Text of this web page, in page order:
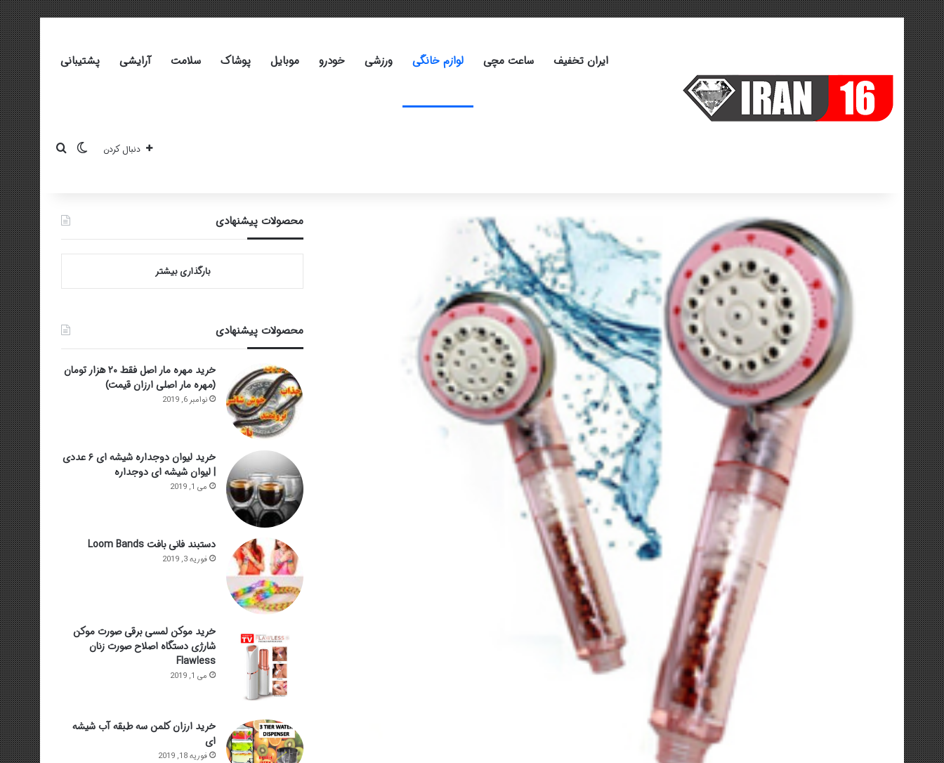
ایران تخفیف ساعت مچی لوازم خانگی ورزشی خودرو موبایل پوشاک سلامت آرایشی پشتیبانی
دنبال کردن تغییر پوسته
جستجو برای
محصولات پیشنهادی
بارگذاری بیشتر
محصولات پیشنهادی
خرید مهره مار اصل فقط ۲۰ هزار تومان
(مهره مار اصلی ارزان قیمت)
نوامبر 6, 2019
خرید لیوان دوجداره شیشه ای ۶ عددی
| لیوان شیشه ای دوجداره
می 1, 2019
دستبند فانی بافت Loom Bands
فوریه 3, 2019
خرید موکن لمسی برقی صورت موکن
شارژی دستگاه اصلاح صورت زنان
Flawless
می 1, 2019
خرید ارزان کلمن سه طبقه آب شیشه
ای
فوریه 18, 2019